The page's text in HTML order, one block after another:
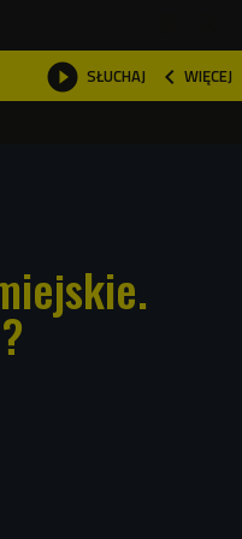
 SŁUCHAJ  WIĘCEJ
